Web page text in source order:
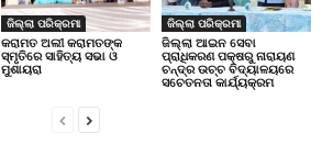
ଜିଲ୍ଲା ପରିକ୍ରମା
କରାମତ ଅଲୀ କରାମତଙ୍କ
ସ୍ମୃତିରେ ସାହିତ୍ୟ ସଭା ଓ
ମୁଶାୟରା
ଜିଲ୍ଲା ପରିକ୍ରମା
ଜିଲ୍ଲା ଆଇନ ସେବା
ପ୍ରାଧିକରଣ ପକ୍ଷରୁ ନାରାୟଣ
ଚନ୍ଦ୍ର ଉଚ୍ଚ ବିଦ୍ୟାଳୟରେ
ସଚେତନତା କାର୍ଯ୍ୟକ୍ରମ